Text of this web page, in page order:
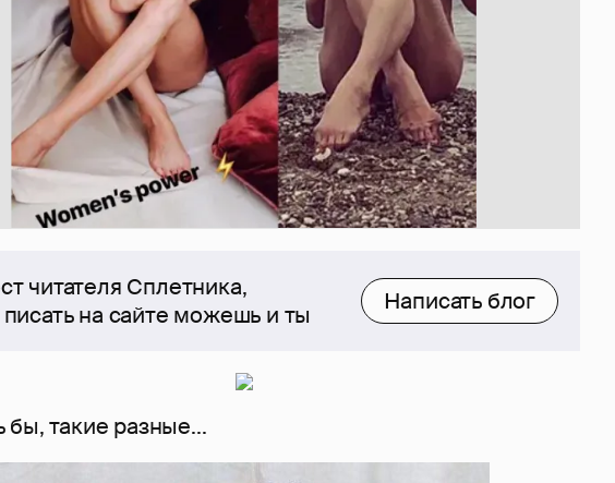
читателя Сплетника,
писать на сайте можешь и ты
Написать блог
бы, такие разные...